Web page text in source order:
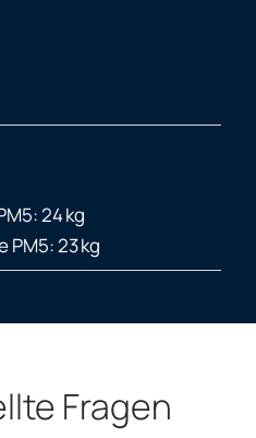
24 kg
PM5: 23 kg
Fragen